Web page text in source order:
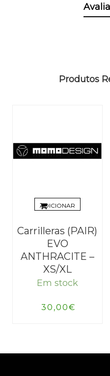
Produtos
ADICIONAR
Carrilleras (PAIR)
EVO
ANTHRACITE –
XS/XL
Em stock
30,00€